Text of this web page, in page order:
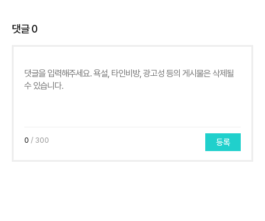
댓글0
0 / 300 등록